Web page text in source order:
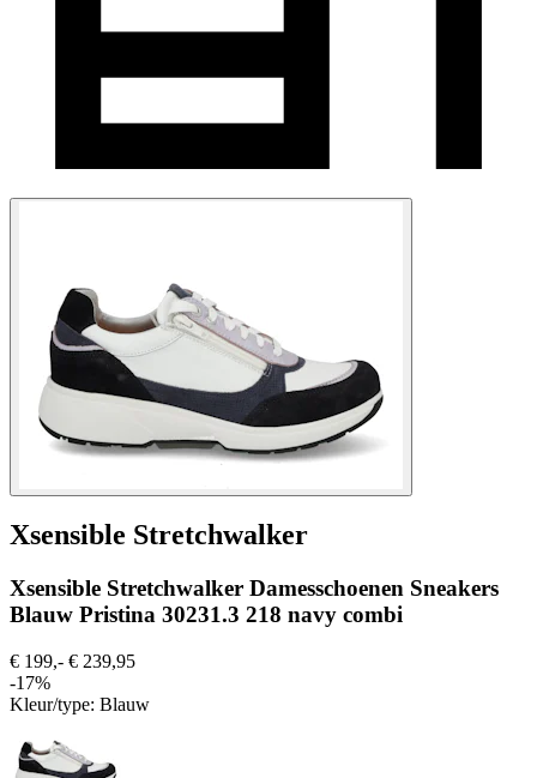
Xsensible Stretchwalker
Xsensible Stretchwalker Damesschoenen Sneakers
Blauw Pristina 30231.3 218 navy combi
€ 199,- € 239,95
-17%
Kleur/type: Blauw